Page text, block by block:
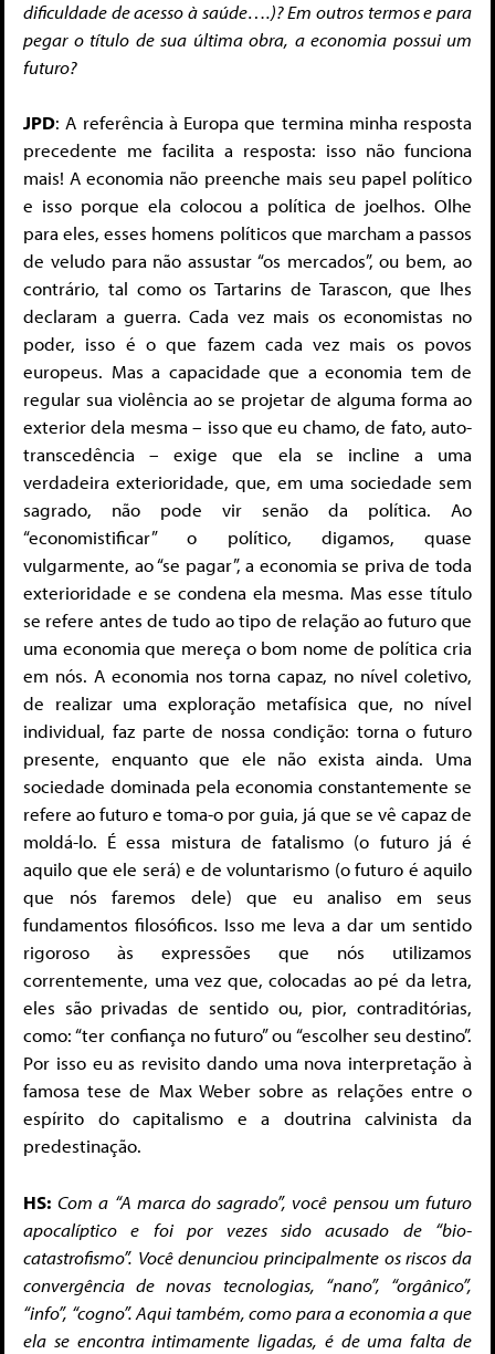
dificuldade de acesso à saúde….)? Em outros termos e para
pegar o título de sua última obra, a economia possui um
futuro?
JPD: A referência à Europa que termina minha resposta
precedente me facilita a resposta: isso não funciona
mais! A economia não preenche mais seu papel político
e isso porque ela colocou a política de joelhos. Olhe
para eles, esses homens políticos que marcham a passos
de veludo para não assustar “os mercados”, ou bem, ao
contrário, tal como os Tartarins de Tarascon, que lhes
declaram a guerra. Cada vez mais os economistas no
poder, isso é o que fazem cada vez mais os povos
europeus. Mas a capacidade que a economia tem de
regular sua violência ao se projetar de alguma forma ao
exterior dela mesma – isso que eu chamo, de fato, auto-
transcedência – exige que ela se incline a uma
verdadeira exterioridade, que, em uma sociedade sem
sagrado, não pode vir senão da política. Ao
“economistificar” o político, digamos, quase
vulgarmente, ao “se pagar”, a economia se priva de toda
exterioridade e se condena ela mesma. Mas esse título
se refere antes de tudo ao tipo de relação ao futuro que
uma economia que mereça o bom nome de política cria
em nós. A economia nos torna capaz, no nível coletivo,
de realizar uma exploração metafísica que, no nível
individual, faz parte de nossa condição: torna o futuro
presente, enquanto que ele não exista ainda. Uma
sociedade dominada pela economia constantemente se
refere ao futuro e toma-o por guia, já que se vê capaz de
moldá-lo. É essa mistura de fatalismo (o futuro já é
aquilo que ele será) e de voluntarismo (o futuro é aquilo
que nós faremos dele) que eu analiso em seus
fundamentos filosóficos. Isso me leva a dar um sentido
rigoroso às expressões que nós utilizamos
correntemente, uma vez que, colocadas ao pé da letra,
eles são privadas de sentido ou, pior, contraditórias,
como: “ter confiança no futuro” ou “escolher seu destino”.
Por isso eu as revisito dando uma nova interpretação à
famosa tese de Max Weber sobre as relações entre o
espírito do capitalismo e a doutrina calvinista da
predestinação.
HS: Com a “A marca do sagrado”, você pensou um futuro
apocalíptico e foi por vezes sido acusado de “bio-
catastrofismo”. Você denunciou principalmente os riscos da
convergência de novas tecnologias, “nano”, “orgânico”,
“info”, “cogno”. Aqui também, como para a economia a que
ela se encontra intimamente ligadas, é de uma falta de